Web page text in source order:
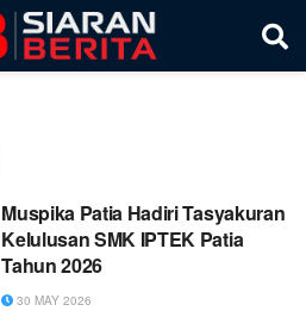
Muspika Patia Hadiri Tasyakuran
Kelulusan SMK IPTEK Patia
Tahun 2026
30 MAY 2026